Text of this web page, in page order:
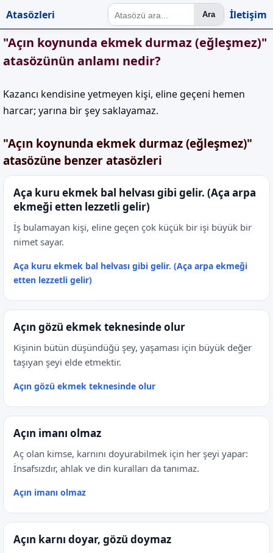
Atasözleri Ara İletişim
"Açın koynunda ekmek durmaz (eğleşmez)"
atasözünün anlamı nedir?
Kazancı kendisine yetmeyen kişi, eline geçeni hemen
harcar; yarına bir şey saklayamaz.
"Açın koynunda ekmek durmaz (eğleşmez)"
atasözüne benzer atasözleri
Aça kuru ekmek bal helvası gibi gelir. (Aça arpa
ekmeği etten lezzetli gelir)
İş bulamayan kişi, eline geçen çok küçük bir işi büyük bir
nimet sayar.
Aça kuru ekmek bal helvası gibi gelir. (Aça arpa ekmeği
etten lezzetli gelir)
Açın gözü ekmek teknesinde olur
Kişinin bütün düşündüğü şey, yaşaması için büyük değer
taşıyan şeyi elde etmektir.
Açın gözü ekmek teknesinde olur
Açın imanı olmaz
Aç olan kimse, karnını doyurabilmek için her şeyi yapar:
İnsafsızdır, ahlak ve din kuralları da tanımaz.
Açın imanı olmaz
Açın karnı doyar, gözü doymaz